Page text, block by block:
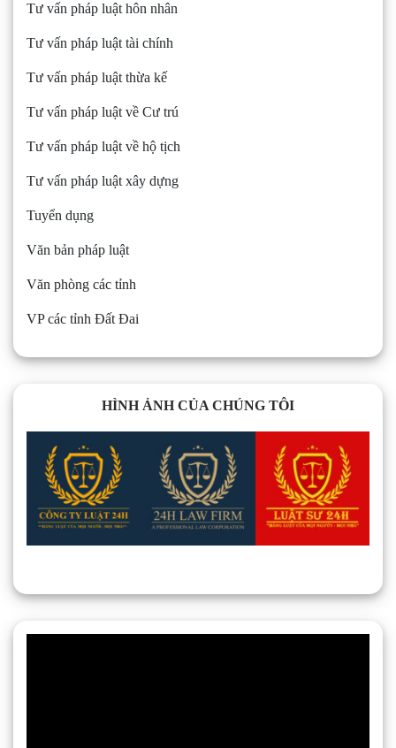
Tư vấn pháp luật hôn nhân
Tư vấn pháp luật tài chính
Tư vấn pháp luật thừa kế
Tư vấn pháp luật về Cư trú
Tư vấn pháp luật về hộ tịch
Tư vấn pháp luật xây dựng
Tuyển dụng
Văn bản pháp luật
Văn phòng các tỉnh
VP các tỉnh Đất Đai
HÌNH ẢNH CỦA CHÚNG TÔI